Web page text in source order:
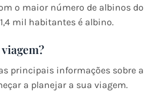
o maior número de albinos do
mil habitantes é albino.
principais informações sobre a
a planejar a sua viagem.